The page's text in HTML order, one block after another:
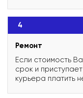
4
Ремонт
Если стоимость
срок и
курьера платить